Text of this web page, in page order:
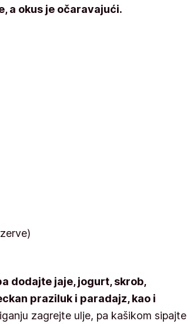
a okus je očaravajući.
dodajte jaje, jogurt, skrob,
praziluk i paradajz, kao i
zagrejte ulje, pa kašikom sipajte